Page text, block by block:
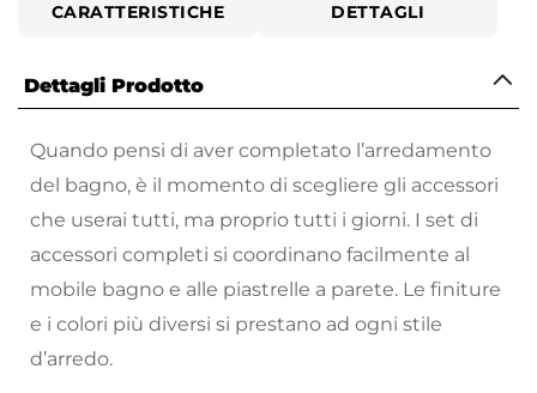
CARATTERISTICHE DETTAGLI
Dettagli Prodotto
Quando pensi di aver completato l’arredamento
del bagno, è il momento di scegliere gli accessori
che userai tutti, ma proprio tutti i giorni. I set di
accessori completi si coordinano facilmente al
mobile bagno e alle piastrelle a parete. Le finiture
e i colori più diversi si prestano ad ogni stile
d’arredo.